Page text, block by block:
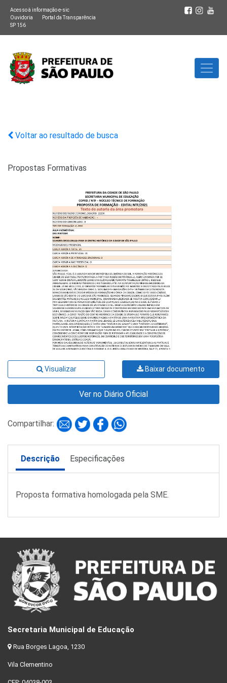
Acesso à informação e-sic
Ouvidoria
Portal da Transparência
SP 156
Voltar ao resultado de busca
Propostas Formativas
Visualizar Baixar documento
Ver no Diário Oficial
Compartilhar:
Descrição Especificações
Proposta formativa homologada pela SME.
Secretaria Municipal de Educação
Rua Borges Lagoa, 1230
Vila Clementino